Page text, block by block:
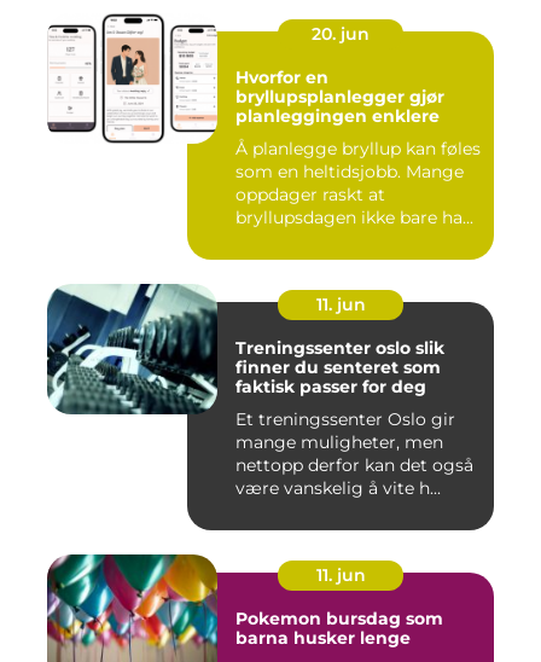
20. jun
Hvorfor en
bryllupsplanlegger gjør
planleggingen enklere
Å planlegge bryllup kan føles
som en heltidsjobb. Mange
oppdager raskt at
bryllupsdagen ikke bare ha...
11. jun
Treningssenter oslo slik
finner du senteret som
faktisk passer for deg
Et treningssenter Oslo gir
mange muligheter, men
nettopp derfor kan det også
være vanskelig å vite h...
11. jun
Pokemon bursdag som
barna husker lenge